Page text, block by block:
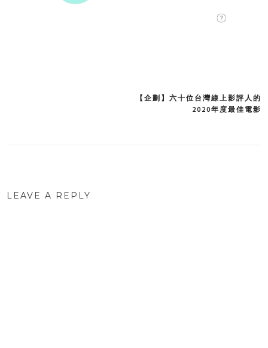
【企劃】六十位台灣線上影評人的
2020年度最佳電影
LEAVE A REPLY